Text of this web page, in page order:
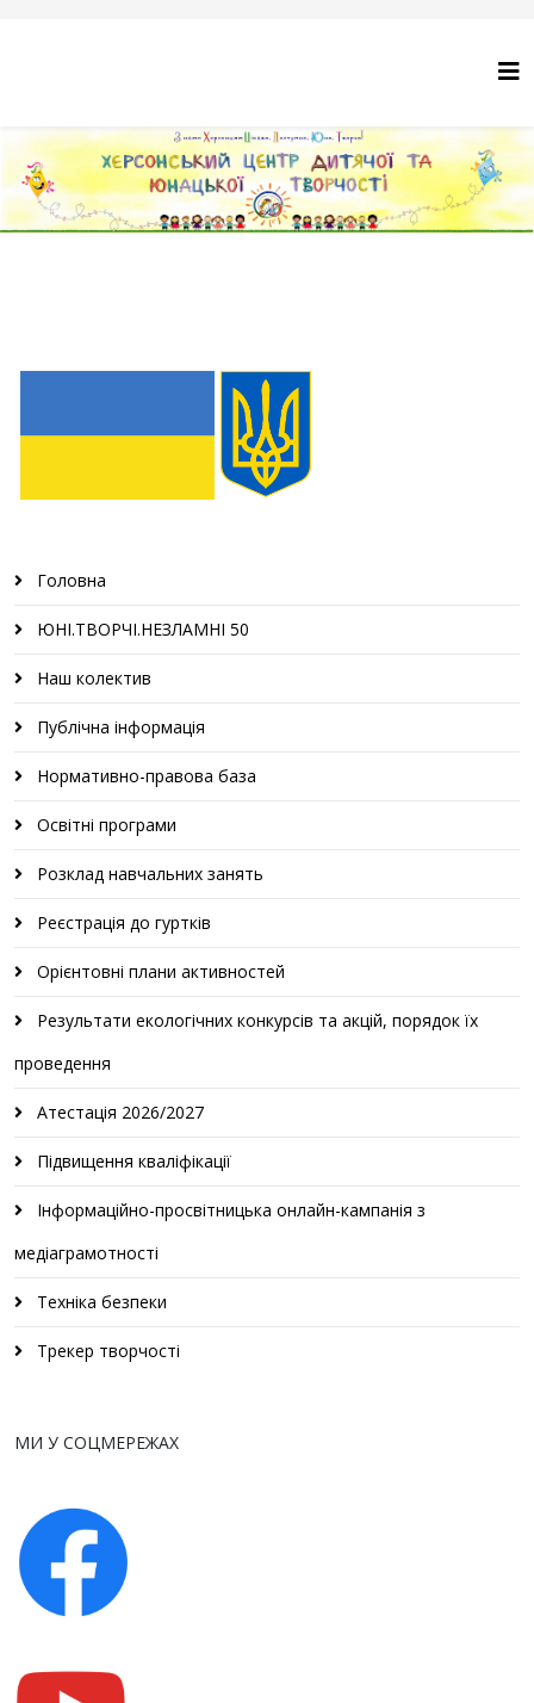
Головна
ЮНІ.ТВОРЧІ.НЕЗЛАМНІ 50
Наш колектив
Публічна інформація
Нормативно-правова база
Освітні програми
Розклад навчальних занять
Реєстрація до гуртків
Орієнтовні плани активностей
Результати екологічних конкурсів та акцій, порядок їх
проведення
Атестація 2026/2027
Підвищення кваліфікації
Інформаційно-просвітницька онлайн-кампанія з
медіаграмотності
Техніка безпеки
Трекер творчості
МИ У СОЦМЕРЕЖАХ